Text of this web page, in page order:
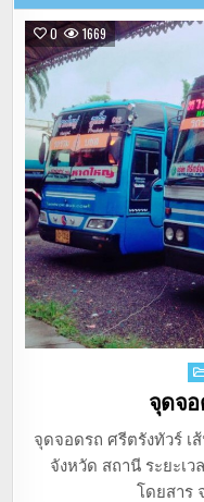
0 1669
in
จุดจอ
จุดจอดรถ ศรีตรังทัวร์ เ
จังหวัด สถานี ระยะเ
โดยสาร